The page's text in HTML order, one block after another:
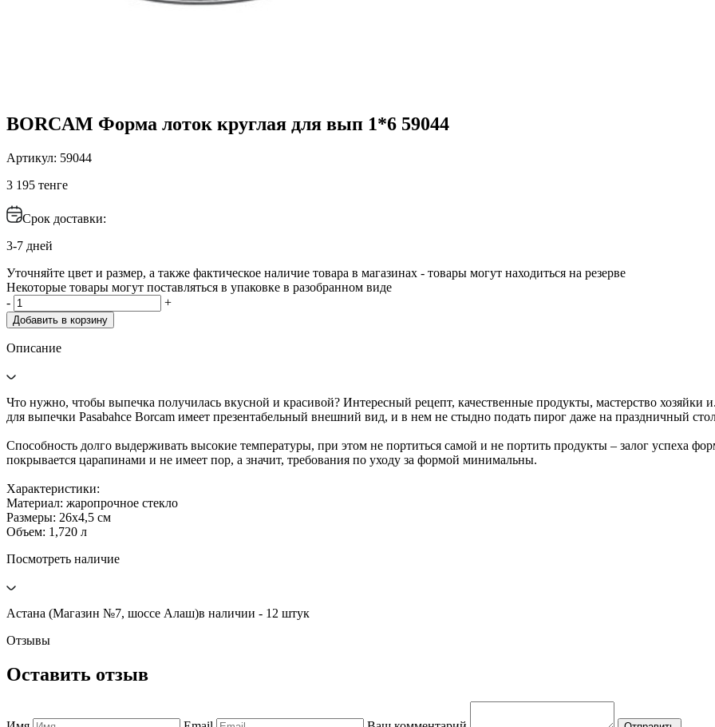
BORCAM Форма лоток круглая для вып 1*6 59044
Артикул: 59044
3 195 тенге
Срок доставки:
3-7 дней
Уточняйте цвет и размер, а также фактическое наличие товара в магазинах - товары могут находиться на резерве
Некоторые товары могут поставляться в упаковке в разобранном виде
-
+
Добавить в корзину
Описание
Что нужно, чтобы выпечка получилась вкусной и красивой? Интересный рецепт, качественные продукты, мастерство
для выпечки Pasabahce Borcam имеет презентабельный внешний вид, и в нем не стыдно подать пирог даже на праздничный
Способность долго выдерживать высокие температуры, при этом не портиться самой и не портить продукты – залог успеха
покрывается царапинами и не имеет пор, а значит, требования по уходу за формой минимальны.
Характеристики:
Материал: жаропрочное стекло
Размеры: 26х4,5 см
Объем: 1,720 л
Посмотреть наличие
Астана (Магазин №7, шоссе Алаш)в наличии - 12 штук
Отзывы
Оставить отзыв